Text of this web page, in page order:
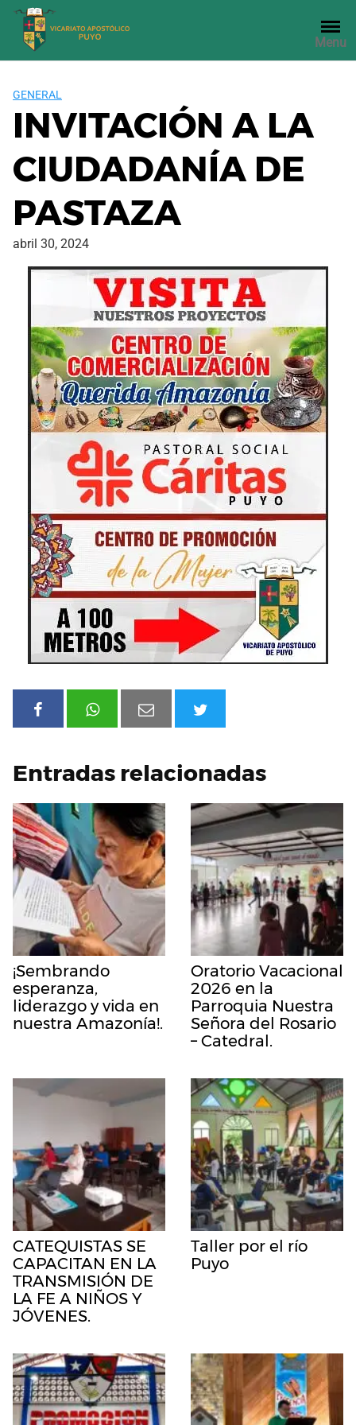
Saltar
contenido
Menu
GENERAL
INVITACIÓN A LA
CIUDADANÍA DE
PASTAZA
abril 30, 2024
Entradas relacionadas
¡Sembrando
esperanza,
liderazgo y vida en
nuestra Amazonía!.
Oratorio Vacacional
2026 en la
Parroquia Nuestra
Señora del Rosario
– Catedral.
CATEQUISTAS SE
CAPACITAN EN LA
TRANSMISIÓN DE
LA FE A NIÑOS Y
JÓVENES.
Taller por el río
Puyo